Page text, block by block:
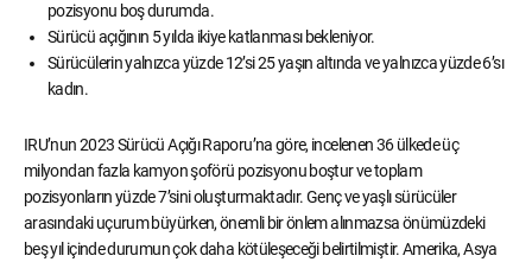
pozisyonu boş durumda.
Sürücü açığının 5 yılda ikiye katlanması bekleniyor.
Sürücülerin yalnızca yüzde 12’si 25 yaşın altında ve yalnızca yüzde 6’sı
kadın.
IRU’nun 2023 Sürücü Açığı Raporu’na göre, incelenen 36 ülkede üç
milyondan fazla kamyon şoförü pozisyonu boştur ve toplam
pozisyonların yüzde 7’sini oluşturmaktadır. Genç ve yaşlı sürücüler
arasındaki uçurum büyürken, önemli bir önlem alınmazsa önümüzdeki
beş yıl içinde durumun çok daha kötüleşeceği belirtilmiştir. Amerika, Asya